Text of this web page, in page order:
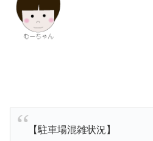
【駐車場混雑状況】